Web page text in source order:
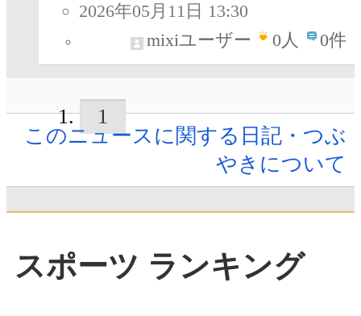
2026年05月11日 13:30
mixiユーザー
0人 0件
1
このニュースに関する日記・つぶ
やきについて
スポーツ ランキング